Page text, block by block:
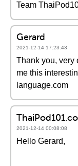
Team
Gerard
2021-12-14 17:23:43
Thank you, very
me this
language.com
2021-12-14 00:08:08
Hello Gerard,